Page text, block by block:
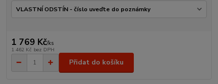
1 769 Kč/ks
1 462 Kč bez DPH
Přidat do košíku